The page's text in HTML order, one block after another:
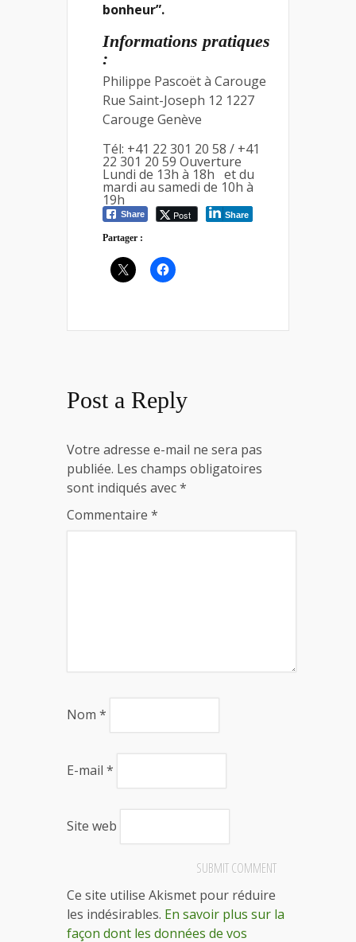
bonheur”.
Informations pratiques
:
Philippe Pascoët à Carouge
Rue Saint-Joseph 12 1227
Carouge Genève
Tél: +41 22 301 20 58 / +41
22 301 20 59 Ouverture
Lundi de 13h à 18h et du
mardi au samedi de 10h à
19h
Share Post Share
Partager :
Post a Reply
Votre adresse e-mail ne sera pas
publiée. Les champs obligatoires
sont indiqués avec*
Commentaire *
Nom *
E-mail *
Site web
Ce site utilise Akismet pour réduire
les indésirables. En savoir plus sur la
façon dont les données de vos